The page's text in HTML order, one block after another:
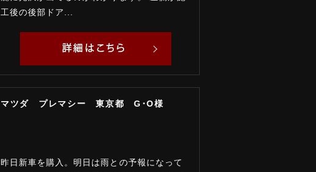
工後の後部ドア...
マツダ プレマシー 東京都 G･O様
昨日新車を購入。明日は雨との予報になって